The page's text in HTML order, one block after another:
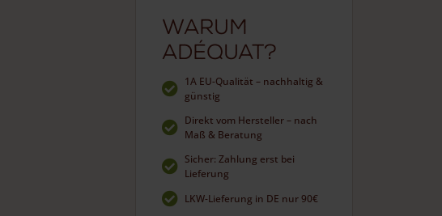
Warum
Adéquat?
1A EU-Qualität – nachhaltig &
günstig
Direkt vom Hersteller – nach
Maß & Beratung
Sicher: Zahlung erst bei
Lieferung
LKW-Lieferung in DE nur 90€